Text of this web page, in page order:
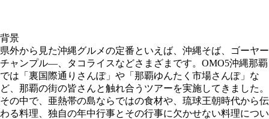
背景
県外から見た沖縄グルメの定番といえば、沖縄そば、ゴーヤー
チャンプル―、タコライスなどさまざまです。OMO5沖縄那覇
では「裏国際通りさんぽ」や「那覇ゆんたく市場さんぽ」な
ど、那覇の街の皆さんと触れ合うツアーを実施してきました。
その中で、亜熱帯の島ならではの食材や、琉球王朝時代から伝
わる料理、独自の年中行事とその行事に欠かせない料理につい